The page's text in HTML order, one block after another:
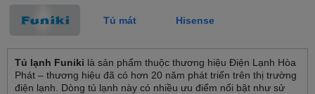
Tủ mát Hisense
Tủ lạnh Funiki là sản phẩm thuộc thương hiệu Điện Lạnh Hòa
Phát – thương hiệu đã có hơn 20 năm phát triển trên thị trường
điện lạnh. Dòng tủ lạnh này có nhiều ưu điểm nổi bật như sử